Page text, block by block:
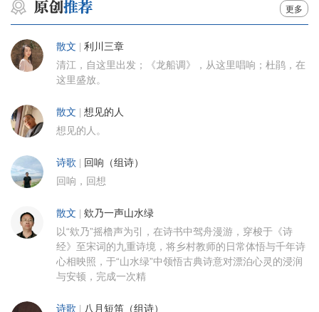
更多
散文 利川三章
清江，自这里出发；《龙船调》，从这里唱响；杜鹃，在
这里盛放。
散文 想见的人
想见的人。
诗歌 回响（组诗）
回响，回想
散文 欸乃一声山水绿
以“欸乃”摇橹声为引，在诗书中驾舟漫游，穿梭于《诗
经》至宋词的九重诗境，将乡村教师的日常体悟与千年诗
心相映照，于“山水绿”中领悟古典诗意对漂泊心灵的浸润
与安顿，完成一次精
诗歌 八月短笛（组诗）